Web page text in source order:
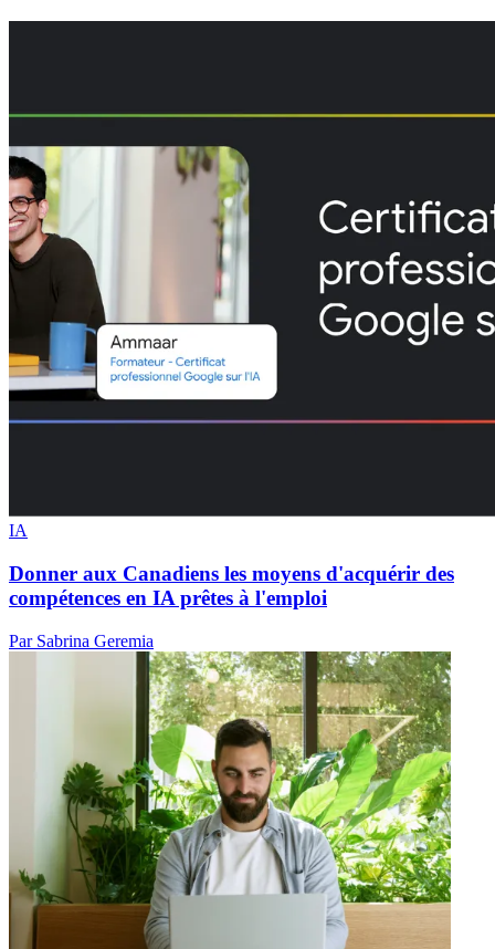
IA
Donner aux Canadiens les moyens d'acquérir des
compétences en IA prêtes à l'emploi
Par Sabrina Geremia